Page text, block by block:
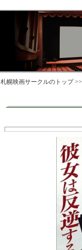
札幌映画サークルのトップ >>